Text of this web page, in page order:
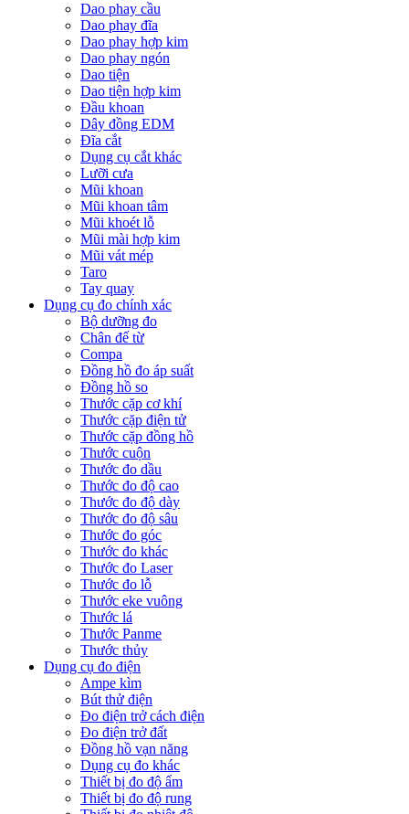
Dao phay cầu
Dao phay đĩa
Dao phay hợp kim
Dao phay ngón
Dao tiện
Dao tiện hợp kim
Đầu khoan
Dây đồng EDM
Đĩa cắt
Dụng cụ cắt khác
Lưỡi cưa
Mũi khoan
Mũi khoan tâm
Mũi khoét lỗ
Mũi mài hợp kim
Mũi vát mép
Taro
Tay quay
Dụng cụ đo chính xác
Bộ dưỡng đo
Chân đế từ
Compa
Đồng hồ đo áp suất
Đồng hồ so
Thước cặp cơ khí
Thước cặp điện tử
Thước cặp đồng hồ
Thước cuộn
Thước đo dầu
Thước đo độ cao
Thước đo độ dày
Thước đo độ sâu
Thước đo góc
Thước đo khác
Thước đo Laser
Thước đo lỗ
Thước eke vuông
Thước lá
Thước Panme
Thước thủy
Dụng cụ đo điện
Ampe kìm
Bút thử điện
Đo điện trở cách điện
Đo điện trở đất
Đồng hồ vạn năng
Dụng cụ đo khác
Thiết bị đo độ ẩm
Thiết bị đo độ rung